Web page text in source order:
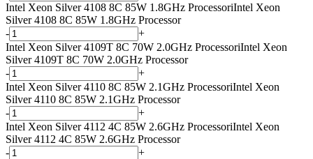
Intel Xeon Silver 4108 8C 85W 1.8GHz ProcessoriIntel Xeon
Silver 4108 8C 85W 1.8GHz Processor
-
+
Intel Xeon Silver 4109T 8C 70W 2.0GHz ProcessoriIntel Xeon
Silver 4109T 8C 70W 2.0GHz Processor
-
+
Intel Xeon Silver 4110 8C 85W 2.1GHz ProcessoriIntel Xeon
Silver 4110 8C 85W 2.1GHz Processor
-
+
Intel Xeon Silver 4112 4C 85W 2.6GHz ProcessoriIntel Xeon
Silver 4112 4C 85W 2.6GHz Processor
-
+